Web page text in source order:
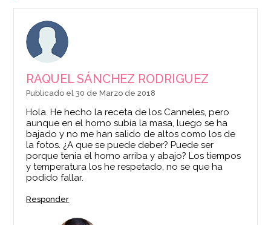
RAQUEL SÁNCHEZ RODRIGUEZ
Publicado el 30 de Marzo de 2018
Hola. He hecho la receta de los Canneles, pero
aunque en el horno subía la masa, luego se ha
bajado y no me han salido de altos como los de
la fotos. ¿A que se puede deber? Puede ser
porque tenia el horno arriba y abajo? Los tiempos
y temperatura los he respetado, no se que ha
podido fallar.
Responder